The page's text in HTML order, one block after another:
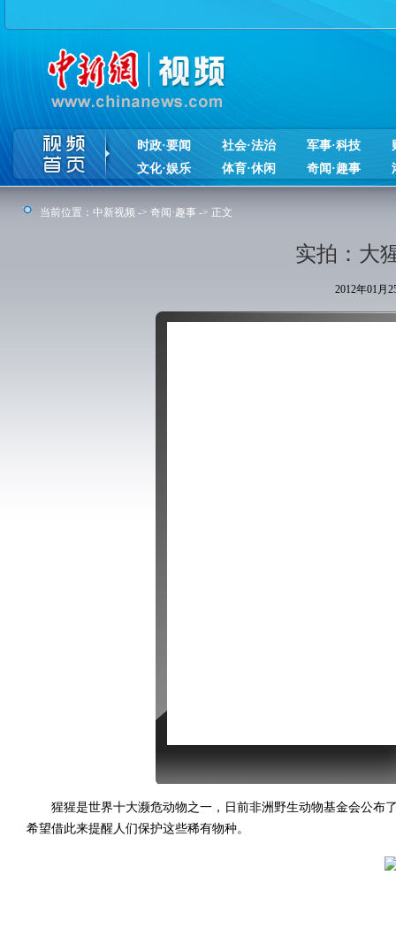
时政·要闻 社会·法治 军事·科技
文化·娱乐
体育·休闲 奇闻·趣事
当前位置： 中新视频 -> 奇闻·趣事 -> 正文
实拍：大
2012年01月
猩猩是世界十大濒危动物之一，日前非洲野生动物基金会公布
希望借此来提醒人们保护这些稀有物种。